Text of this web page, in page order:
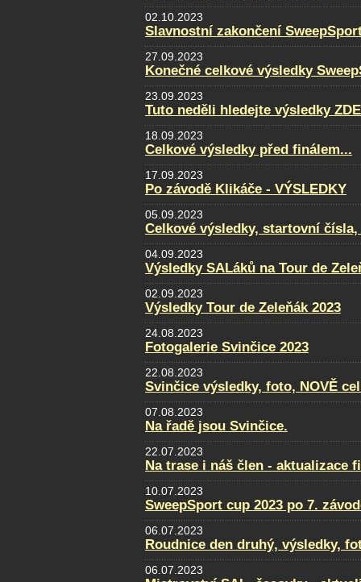
02.10.2023
Slavnostní zakončení
27.09.2023
Konečné celkové výsledky
23.09.2023
Tuto neděli hledejte výsledky
18.09.2023
Celkové výsledky před finálem...
17.09.2023
Po závodě Klikáče - VÝSLEDKY
05.09.2023
Celkové výsledky, startovní
04.09.2023
Výsledky SALáků na Tour de
02.09.2023
Výsledky Tour de Zeleňák 2023
24.08.2023
Fotogalerie Svinčice 2023
22.08.2023
Svinčice výsledky, foto, NOVĚ
07.08.2023
Na řadě jsou Svinčice.
22.07.2023
Na trase i náš člen - aktualizace
10.07.2023
SweepSport cup 2023 po 7.
06.07.2023
Roudnice den druhý, výsledky,
06.07.2023